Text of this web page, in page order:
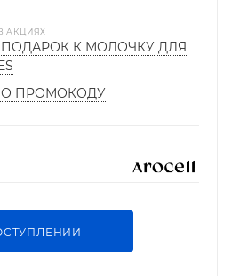
АКЦИЯХ
ПОДАРОК К МОЛОЧКУ ДЛЯ
ПРОМОКОДУ